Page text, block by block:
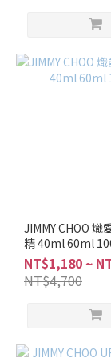
JIMMY CHOO 熾
精 40ml 60ml
NT$1,180 ~
NT$4,700